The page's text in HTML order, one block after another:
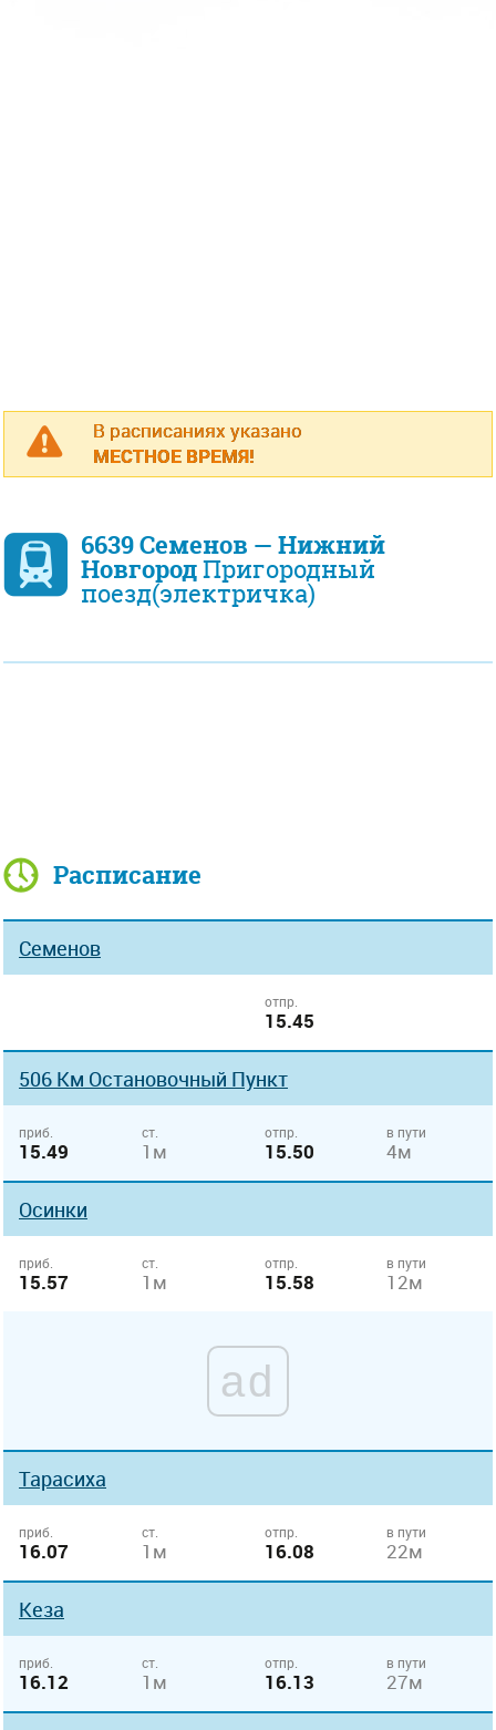
В расписаниях указано
МЕСТНОЕ ВРЕМЯ!
6639 Семенов — Нижний
НовгородПригородный
поезд(электричка)
Расписание
Семенов
отпр.
15.45
506 Км Остановочный Пункт
приб.
15.49
ст.
1м
отпр.
15.50
в пути
4м
Осинки
приб.
15.57
ст.
1м
отпр.
15.58
в пути
12м
ad
Тарасиха
приб.
16.07
ст.
1м
отпр.
16.08
в пути
22м
Кеза
приб.
16.12
ст.
1м
отпр.
16.13
в пути
27м